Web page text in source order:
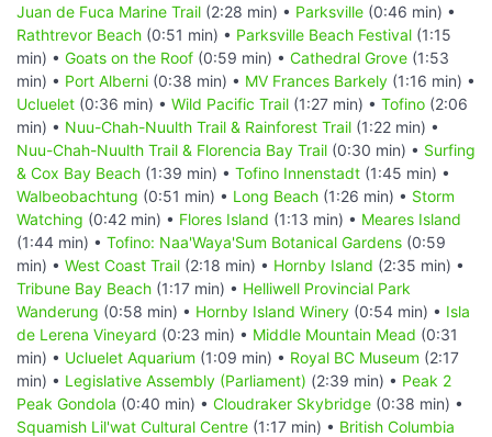
Juan de Fuca Marine Trail (2:28 min) • Parksville (0:46 min) •
Rathtrevor Beach (0:51 min) • Parksville Beach Festival (1:15
min) • Goats on the Roof (0:59 min) • Cathedral Grove (1:53
min) • Port Alberni (0:38 min) • MV Frances Barkely (1:16 min) •
Ucluelet (0:36 min) • Wild Pacific Trail (1:27 min) • Tofino (2:06
min) • Nuu-Chah-Nuulth Trail & Rainforest Trail (1:22 min) •
Nuu-Chah-Nuulth Trail & Florencia Bay Trail (0:30 min) • Surfing
& Cox Bay Beach (1:39 min) • Tofino Innenstadt (1:45 min) •
Walbeobachtung (0:51 min) • Long Beach (1:26 min) • Storm
Watching (0:42 min) • Flores Island (1:13 min) • Meares Island
(1:44 min) • Tofino: Naa'Waya'Sum Botanical Gardens (0:59
min) • West Coast Trail (2:18 min) • Hornby Island (2:35 min) •
Tribune Bay Beach (1:17 min) • Helliwell Provincial Park
Wanderung (0:58 min) • Hornby Island Winery (0:54 min) • Isla
de Lerena Vineyard (0:23 min) • Middle Mountain Mead (0:31
min) • Ucluelet Aquarium (1:09 min) • Royal BC Museum (2:17
min) • Legislative Assembly (Parliament) (2:39 min) • Peak 2
Peak Gondola (0:40 min) • Cloudraker Skybridge (0:38 min) •
Squamish Lil'wat Cultural Centre (1:17 min) • British Columbia